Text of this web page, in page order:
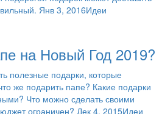
Янв 3, 2016Идеи
на Новый Год 2019?
полезные подарки, которые
же подарить папе? Какие подарки
Что можно сделать своими
ограничен? Дек 4, 2015Идеи